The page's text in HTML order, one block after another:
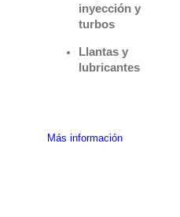
inyección y
turbos
Llantas y
lubricantes
Más información